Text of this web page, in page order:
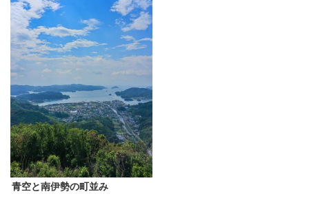
青空と南伊勢の町並み